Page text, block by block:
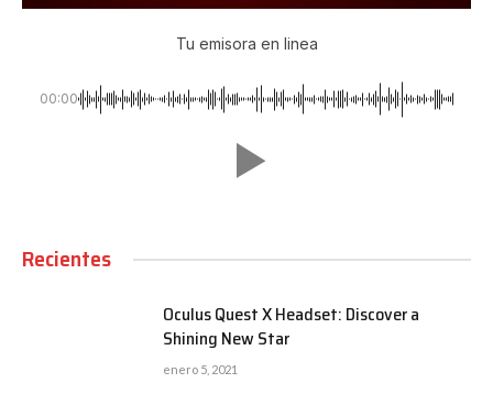
Tu emisora en linea
00:00
Recientes
Oculus Quest X Headset: Discover a
Shining New Star
enero 5, 2021